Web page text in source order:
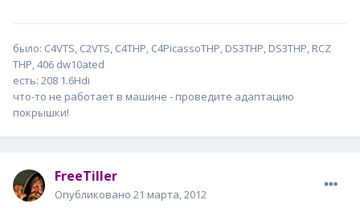
было: С4VTS, C2VTS, C4THP, C4PicassoTHP, DS3THP, DS3THP, RCZ
THP, 406 dw10ated
есть: 208 1.6Hdi
что-то не работает в машине - проведите адаптацию
покрышки!
FreeTiller
Опубликовано 21 марта, 2012